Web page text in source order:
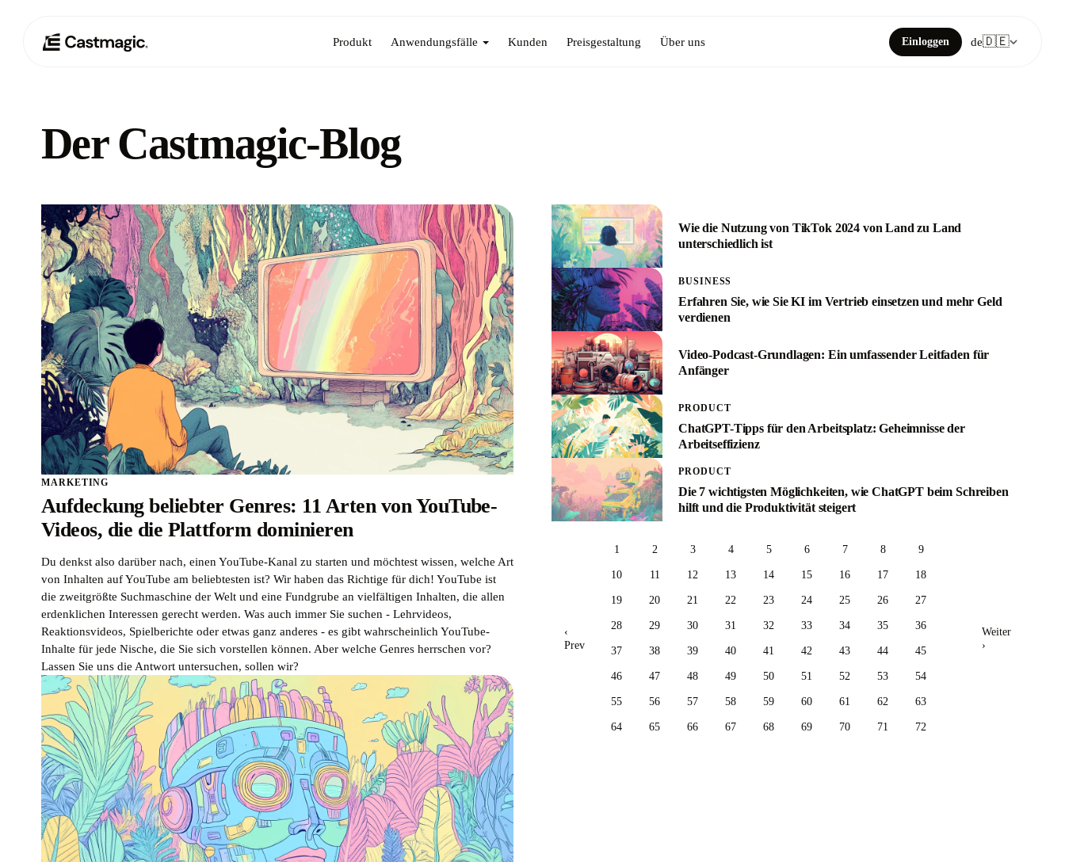
Produkt Anwendungsfälle Kunden Preisgestaltung Über uns Einloggen de🇩🇪
Der Castmagic-Blog
MARKETING
Aufdeckung beliebter Genres: 11 Arten von YouTube-
Videos, die die Plattform dominieren
Du denkst also darüber nach, einen YouTube-Kanal zu starten und möchtest wissen, welche Art
von Inhalten auf YouTube am beliebtesten ist? Wir haben das Richtige für dich! YouTube ist
die zweitgrößte Suchmaschine der Welt und eine Fundgrube an vielfältigen Inhalten, die allen
erdenklichen Interessen gerecht werden. Was auch immer Sie suchen - Lehrvideos,
Reaktionsvideos, Spielberichte oder etwas ganz anderes - es gibt wahrscheinlich YouTube-
Inhalte für jede Nische, die Sie sich vorstellen können. Aber welche Genres herrschen vor?
Lassen Sie uns die Antwort untersuchen, sollen wir?
Wie die Nutzung von TikTok 2024 von Land zu Land
unterschiedlich ist
BUSINESS
Erfahren Sie, wie Sie KI im Vertrieb einsetzen und mehr Geld
verdienen
Video-Podcast-Grundlagen: Ein umfassender Leitfaden für
Anfänger
PRODUCT
ChatGPT-Tipps für den Arbeitsplatz: Geheimnisse der
Arbeitseffizienz
PRODUCT
Die 7 wichtigsten Möglichkeiten, wie ChatGPT beim Schreiben
hilft und die Produktivität steigert
‹
Prev
1 2 3 4 5 6 7 8 9
10 11 12 13 14 15 16 17 18
19 20 21 22 23 24 25 26 27
28 29 30 31 32 33 34 35 36
37 38 39 40 41 42 43 44 45
46 47 48 49 50 51 52 53 54
55 56 57 58 59 60 61 62 63
64 65 66 67 68 69 70 71 72
Weiter
›